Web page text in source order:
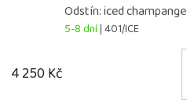
Odstín: iced champange
5-8 dní| 401/ICE
4 250 Kč